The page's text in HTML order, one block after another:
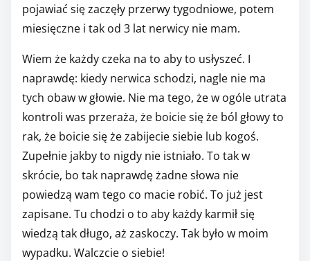
pojawiać się zaczęły przerwy tygodniowe, potem
miesięczne i tak od 3 lat nerwicy nie mam.
Wiem że każdy czeka na to aby to usłyszeć. I
naprawdę: kiedy nerwica schodzi, nagle nie ma
tych obaw w głowie. Nie ma tego, że w ogóle utrata
kontroli was przeraża, że boicie się że ból głowy to
rak, że boicie się że zabijecie siebie lub kogoś.
Zupełnie jakby to nigdy nie istniało. To tak w
skrócie, bo tak naprawdę żadne słowa nie
powiedzą wam tego co macie robić. To już jest
zapisane. Tu chodzi o to aby każdy karmił się
wiedzą tak długo, aż zaskoczy. Tak było w moim
wypadku. Walczcie o siebie!